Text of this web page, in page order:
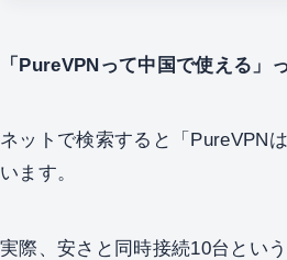
「PureVPNって中国で使える」
ネットで検索すると「PureVPN
います。
実際、安さと同時接続10台とい